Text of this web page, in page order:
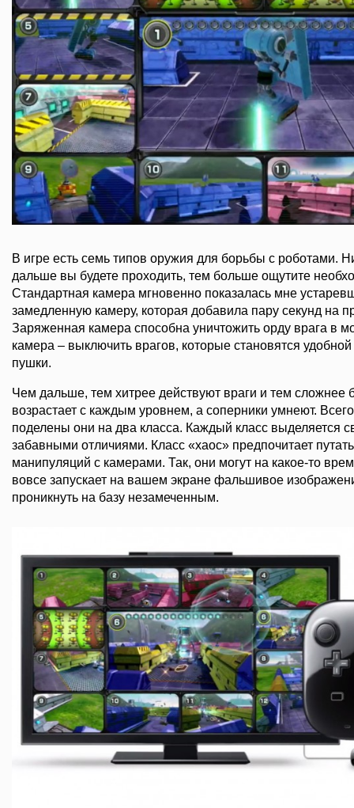
В игре есть семь типов оружия для борьбы с роботами.
дальше вы будете проходить, тем больше ощутите
Стандартная камера мгновенно показалась мне
замедленную камеру, которая добавила пару секунд на
Заряженная камера способна уничтожить орду врага в
камера – выключить врагов, которые становятся
пушки.
Чем дальше, тем хитрее действуют враги и тем сложнее
возрастает с каждым уровнем, а соперники умнеют.
поделены они на два класса. Каждый класс выделяется
забавными отличиями. Класс «хаос» предпочитает
манипуляций с камерами. Так, они могут на какое-то
вовсе запускает на вашем экране фальшивое
проникнуть на базу незамеченным.